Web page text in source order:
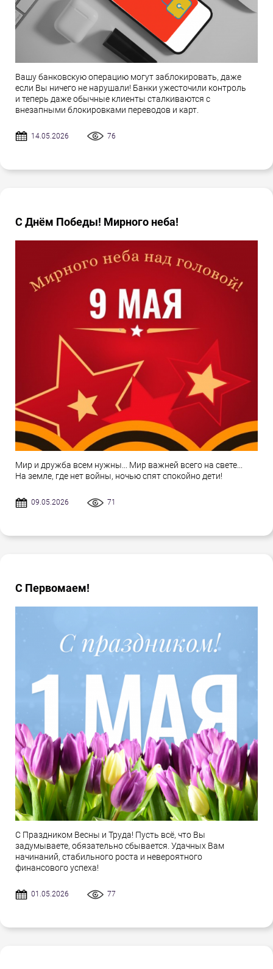
Вашу банковскую операцию могут заблокировать, даже
если Вы ничего не нарушали! Банки ужесточили контроль
и теперь даже обычные клиенты сталкиваются с
внезапными блокировками переводов и карт.
14.05.2026 76
С Днём Победы! Мирного неба!
Мир и дружба всем нужны... Мир важней всего на свете...
На земле, где нет войны, ночью спят спокойно дети!
09.05.2026 71
С Первомаем!
С Праздником Весны и Труда! Пусть всё, что Вы
задумываете, обязательно сбывается. Удачных Вам
начинаний, стабильного роста и невероятного
финансового успеха!
01.05.2026 77